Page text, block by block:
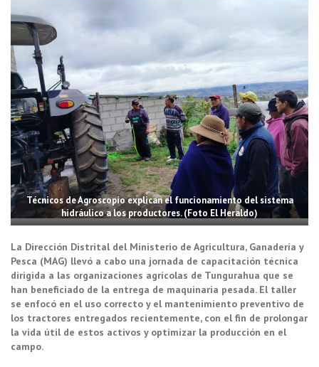
Técnicos de Agroscopio explican el funcionamiento del sistema
hidráulico a los productores. (Foto El Heraldo)
La Dirección Distrital del Ministerio de Agricultura, Ganadería y
Pesca (MAG) llevó a cabo una jornada de capacitación técnica
dirigida a las organizaciones agrícolas de Tungurahua que se
han beneficiado de la entrega de maquinaria pesada. El taller
se enfocó en el uso correcto y el mantenimiento preventivo de
los tractores entregados recientemente, con el fin de prolongar
la vida útil de estos activos y optimizar la producción en el
campo.